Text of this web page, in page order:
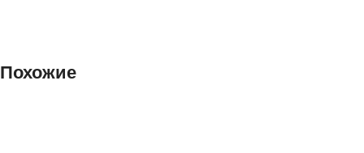
Похожие